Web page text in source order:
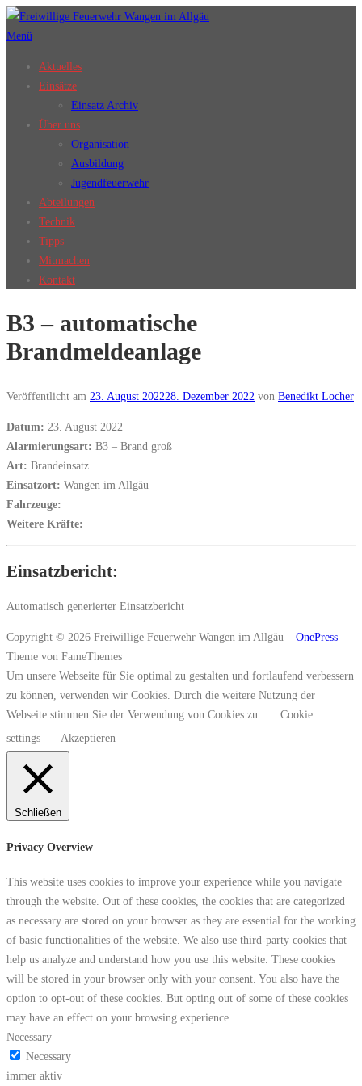
Zum
Inhalt
Menü
Aktuelles
Einsätze
Einsatz Archiv
Über uns
Organisation
Ausbildung
Jugendfeuerwehr
Abteilungen
Technik
Tipps
Mitmachen
Kontakt
B3 – automatische
Brandmeldeanlage
Veröffentlicht am 23. August 202228. Dezember 2022 von Benedikt Locher
Datum: 23. August 2022
Alarmierungsart: B3 – Brand groß
Art: Brandeinsatz
Einsatzort: Wangen im Allgäu
Fahrzeuge:
Weitere Kräfte:
Einsatzbericht:
Automatisch generierter Einsatzbericht
Copyright © 2026 Freiwillige Feuerwehr Wangen im Allgäu – OnePress
Theme von FameThemes
Um unsere Webseite für Sie optimal zu gestalten und fortlaufend verbessern
zu können, verwenden wir Cookies. Durch die weitere Nutzung der
Webseite stimmen Sie der Verwendung von Cookies zu.
Cookie
settings
Akzeptieren
Schließen
Privacy Overview
This website uses cookies to improve your experience while you navigate
through the website. Out of these cookies, the cookies that are categorized
as necessary are stored on your browser as they are essential for the working
of basic functionalities of the website. We also use third-party cookies that
help us analyze and understand how you use this website. These cookies
will be stored in your browser only with your consent. You also have the
option to opt-out of these cookies. But opting out of some of these cookies
may have an effect on your browsing experience.
Necessary
Necessary
immer aktiv